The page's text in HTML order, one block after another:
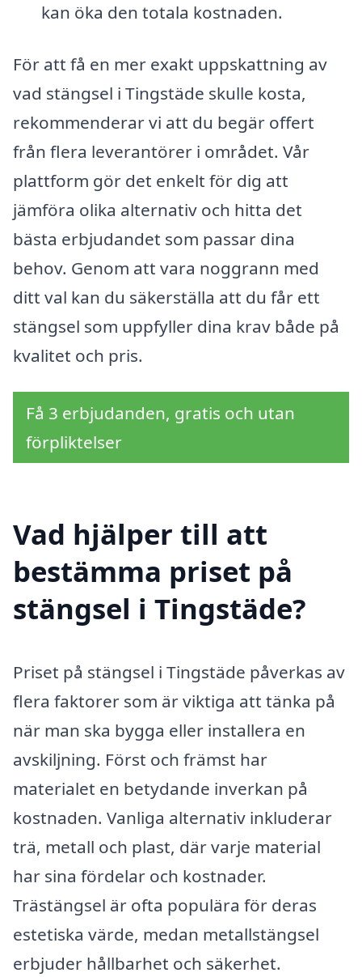
kan öka den totala kostnaden.
För att få en mer exakt uppskattning av
vad stängsel i Tingstäde skulle kosta,
rekommenderar vi att du begär offert
från flera leverantörer i området. Vår
plattform gör det enkelt för dig att
jämföra olika alternativ och hitta det
bästa erbjudandet som passar dina
behov. Genom att vara noggrann med
ditt val kan du säkerställa att du får ett
stängsel som uppfyller dina krav både på
kvalitet och pris.
Få 3 erbjudanden, gratis och utan
förpliktelser
Vad hjälper till att
bestämma priset på
stängsel i Tingstäde?
Priset på stängsel i Tingstäde påverkas av
flera faktorer som är viktiga att tänka på
när man ska bygga eller installera en
avskiljning. Först och främst har
materialet en betydande inverkan på
kostnaden. Vanliga alternativ inkluderar
trä, metall och plast, där varje material
har sina fördelar och kostnader.
Trästängsel är ofta populära för deras
estetiska värde, medan metallstängsel
erbjuder hållbarhet och säkerhet.